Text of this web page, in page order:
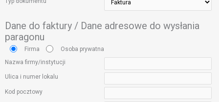
Dane do faktury / Dane adresowe do wysłania
paragonu
Firma
Osoba prywatna
Nazwa firmy/instytucji
Ulica i numer lokalu
Kod pocztowy